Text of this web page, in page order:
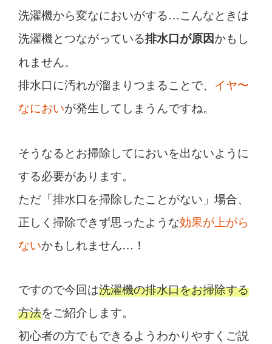
洗濯機から変なにおいがする…こんなときは
洗濯機とつながっている排水口が原因かもし
れません。
排水口に汚れが溜まりつまることで、 イヤ〜
なにおいが発生してしまうんですね。
そうなるとお掃除してにおいを出ないように
する必要があります。
ただ「排水口を掃除したことがない」場合、
正しく掃除できず思ったような効果が上がら
ないかもしれません…！
ですので今回は洗濯機の排水口をお掃除する
方法をご紹介します。
初心者の方でもできるようわかりやすくご説